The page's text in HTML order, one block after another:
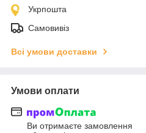
Укрпошта
Самовивіз
Всі умови доставки
Умови оплати
Ви отримаєте замовлення